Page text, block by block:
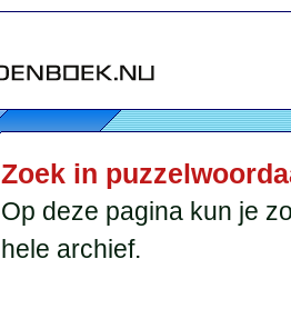
Zoek in
Op deze pagina kun je
hele archief.